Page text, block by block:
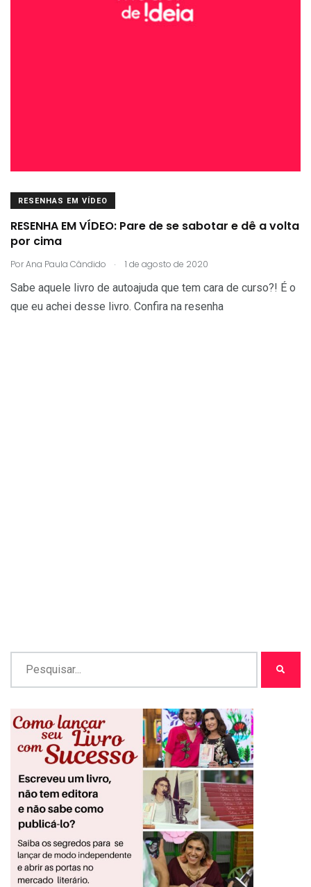
RESENHAS EM VÍDEO
RESENHA EM VÍDEO: Pare de se sabotar e dê a volta
por cima
PorAna Paula Cândido . 1 de agosto de 2020
Sabe aquele livro de autoajuda que tem cara de curso?! É o
que eu achei desse livro. Confira na resenha